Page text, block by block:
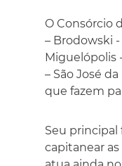
O Consórcio
– Brodowski -
Miguelópolis
– São José
que fazem
Seu principal
capitanear